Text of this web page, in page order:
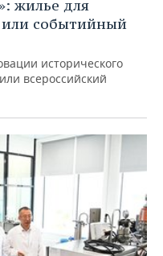
жилье для
или событийный
исторического
всероссийский